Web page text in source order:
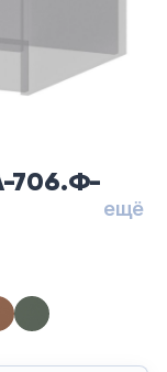
706.Ф-
ещё
мебель